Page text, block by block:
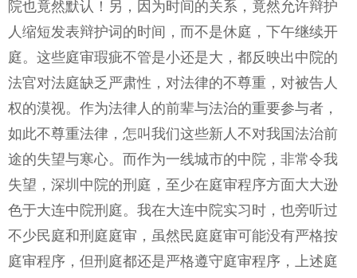
院也竟然默认！另，因为时间的关系，竟然允许辩护
人缩短发表辩护词的时间，而不是休庭，下午继续开
庭。这些庭审瑕疵不管是小还是大，都反映出中院的
法官对法庭缺乏严肃性，对法律的不尊重，对被告人
权的漠视。作为法律人的前辈与法治的重要参与者，
如此不尊重法律，怎叫我们这些新人不对我国法治前
途的失望与寒心。而作为一线城市的中院，非常令我
失望，深圳中院的刑庭，至少在庭审程序方面大大逊
色于大连中院刑庭。我在大连中院实习时，也旁听过
不少民庭和刑庭庭审，虽然民庭庭审可能没有严格按
庭审程序，但刑庭都还是严格遵守庭审程序，上述庭